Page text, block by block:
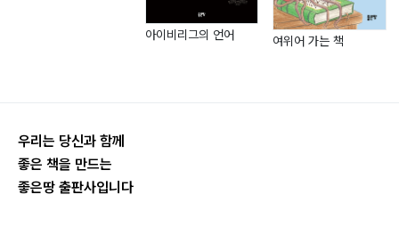
Part9 0-1 knapsack
Lesson 1 0-1 knapsack
아이비리그의 언어 여위어 가는 책
우리는 당신과 함께
좋은 책을 만드는
좋은땅 출판사입니다